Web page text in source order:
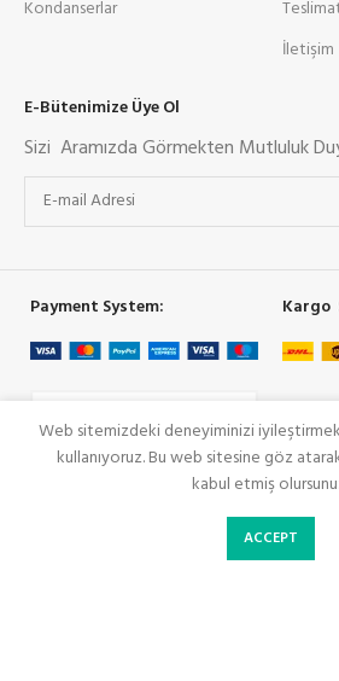
Kondanserlar
İletişim
E-Bütenimize Üye Ol
Sizi Aramızda Görmekten Mutluluk
Payment System: Kargo
Web sitemizdeki deneyiminizi
kullanıyoruz. Bu web sitesine göz
kabul etmiş
ACCEPT
Beğendiklerim